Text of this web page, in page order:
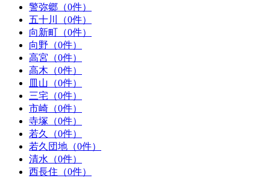
警弥郷（0件）
五十川（0件）
向新町（0件）
向野（0件）
高宮（0件）
高木（0件）
皿山（0件）
三宅（0件）
市崎（0件）
寺塚（0件）
若久（0件）
若久団地（0件）
清水（0件）
西長住（0件）